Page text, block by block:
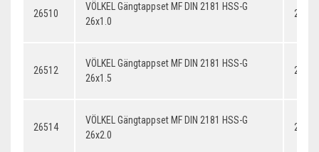
26510
VÖLKEL Gängtappset MF DIN 2181 HSS-G
26x1.0
26512
VÖLKEL Gängtappset MF DIN 2181 HSS-G
26x1.5
26514
VÖLKEL Gängtappset MF DIN 2181 HSS-G
26x2.0